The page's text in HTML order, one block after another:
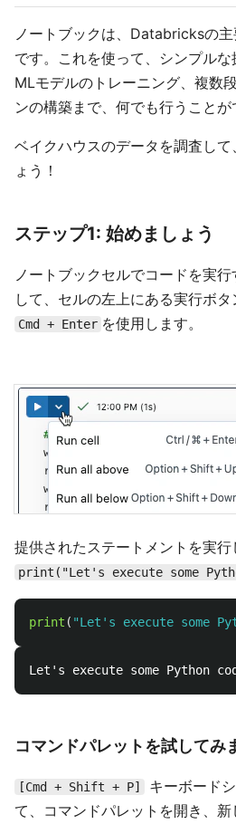
ノートブックは、Databricksの
です。これを使って、シンプル
MLモデルのトレーニング、複数
ンの構築まで、何でも行うことが
ベイクハウスのデータを調査し
ょう！
ステップ1: 始めましょう
ノートブックセルでコードを実
して、セルの左上にある実行ボタ
Cmd + Enter を使用します。
提供されたステートメントを実
print("Let's execute some
print ( "Let ' s execute some
コマンドパレットを試してみ
[Cmd + Shift + P]
キーボード
て、コマンドパレットを開き、